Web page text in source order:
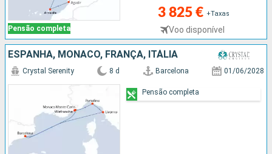
Pensão completa
3 825 € +Taxas
Voo disponível
ESPANHA, MÔNACO, FRANÇA, ITÁLIA
Crystal Serenity 8 d Barcelona 01/06/2028
Pensão completa